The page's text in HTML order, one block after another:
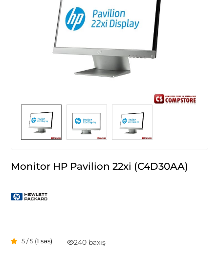
Monitor HP Pavilion 22xi (C4D30AA)
5 / 5 (1 səs) 240 baxış